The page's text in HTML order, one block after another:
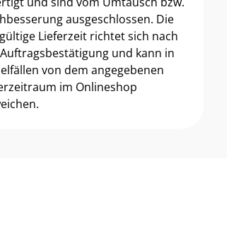
ausgeschlossen. Die
Lieferzeit richtet sich nach
und kann in
von dem angegebenen
im Onlineshop